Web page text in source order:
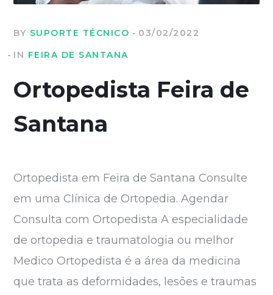
BY SUPORTE TÉCNICO
03/02/2022
IN FEIRA DE SANTANA
Ortopedista Feira de
Santana
Ortopedista em Feira de Santana Consulte
em uma Clínica de Ortopedia. Agendar
Consulta com Ortopedista A especialidade
de ortopedia e traumatologia ou melhor
Medico Ortopedista é a área da medicina
que trata as deformidades, lesões e traumas